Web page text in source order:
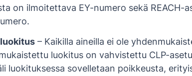
on ilmoitettava EY-numero sekä REACH-
– Kaikilla aineilla ei ole
luokitus on vahvistettu CLP-
luokituksessa sovelletaan poikkeusta,